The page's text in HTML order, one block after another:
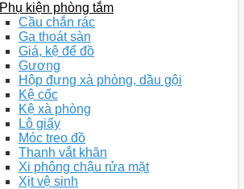
Phụ kiện phòng tắm
Cầu chắn rác
Ga thoát sàn
Giá, kệ để đồ
Gương
Hộp đựng xà phòng, dầu gội
Kệ cốc
Kệ xà phòng
Lô giấy
Móc treo đồ
Thanh vắt khăn
Xi phông chậu rửa mặt
Xịt vệ sinh